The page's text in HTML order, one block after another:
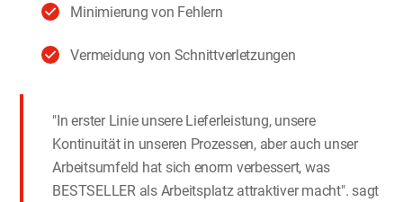
Minimierung von Fehlern
Vermeidung von Schnittverletzungen
"In erster Linie unsere Lieferleistung, unsere
Kontinuität in unseren Prozessen, aber auch unser
Arbeitsumfeld hat sich enorm verbessert, was
BESTSELLER als Arbeitsplatz attraktiver macht". sagt